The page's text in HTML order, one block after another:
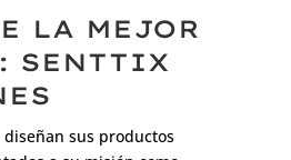
LA MEJOR
SENTTIX
diseñan sus productos